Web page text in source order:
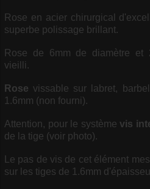
Rose en acier chirurgical
superbe polissage brillant.
Rose de 6mm de diamètre et
vieilli.
Rose vissable sur labret,
1.6mm (non fourni).
Attention, pour le système vis
de la tige (voir photo).
Le pas de vis de cet élément
sur les tiges de 1.6mm